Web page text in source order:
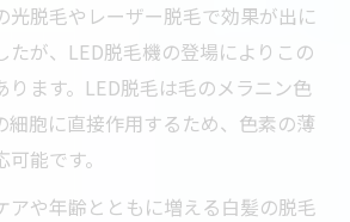
光脱毛やレーザー脱毛で効果が出に
たが、LED脱毛機の登場によりこの
ります。LED脱毛は毛のメラニン色
細胞に直接作用するため、色素の薄
能です。
アや年齢とともに増える白髪の脱毛